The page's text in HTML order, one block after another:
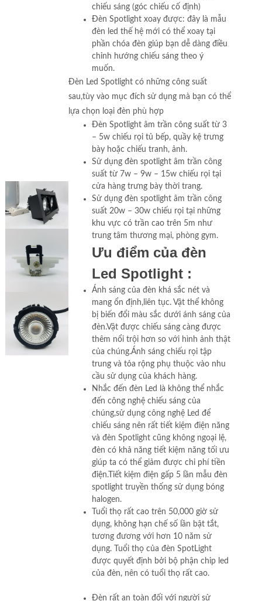
chiếu sáng (góc chiếu cố định)
Đèn Spotlight xoay được: đây là mẫu
đèn led thế hệ mới có thể xoay tại
phần chóa đèn giúp bạn dễ dàng điều
chỉnh hướng chiếu sáng theo ý
muốn.
Đèn Led Spotlight có những công suất
sau,tùy vào mục đích sử dụng mà bạn có thể
lựa chọn loại đèn phù hợp
Đèn Spotlight âm trần công suất từ 3
– 5w chiếu rọi tủ bếp, quầy kệ trưng
bày hoặc chiếu tranh, ảnh.
Sử dụng đèn spotlight âm trần công
suất từ 7w – 9w – 15w chiếu rọi tại
cửa hàng trưng bày thời trang.
Sử dụng đèn spotlight âm trần công
suất 20w – 30w chiếu rọi tại những
khu vực có trần cao trên 5m như
trung tâm thương mại, phòng gym.
Ưu điểm của đèn
Led Spotlight :
Ánh sáng của đèn khá sắc nét và
mang ổn định,liên tục. Vật thể không
bị biến đổi màu sắc dưới ánh sáng của
đèn.Vật được chiếu sáng càng được
thêm nổi trội hơn so với hình ảnh thật
của chúng.Ánh sáng chiếu rọi tập
trung và tỏa rộng phụ thuộc vào nhu
cầu sử dụng của khách hàng.
Nhắc đến đèn Led là không thể nhắc
đến công nghệ chiếu sáng của
chúng,sử dụng công nghệ Led để
chiếu sáng nên rất tiết kiệm điện năng
và đèn Spotlight cũng không ngoại lệ,
đèn có khả năng tiết kiệm năng tối ưu
giúp ta có thể giảm được chi phí tiền
điện.Tiết kiệm điện gấp 5 lần mẫu đèn
spotlight truyền thống sử dụng bóng
halogen.
Tuổi thọ rất cao trên 50,000 giờ sử
dụng, không hạn chế số lần bật tắt,
tương đương với hơn 10 năm sử
dụng. Tuổi thọ của đèn SpotLight
được quyết định bởi bộ phận chip led
của đèn, nên có tuổi thọ rất cao.
Đèn rất an toàn đối với người sử